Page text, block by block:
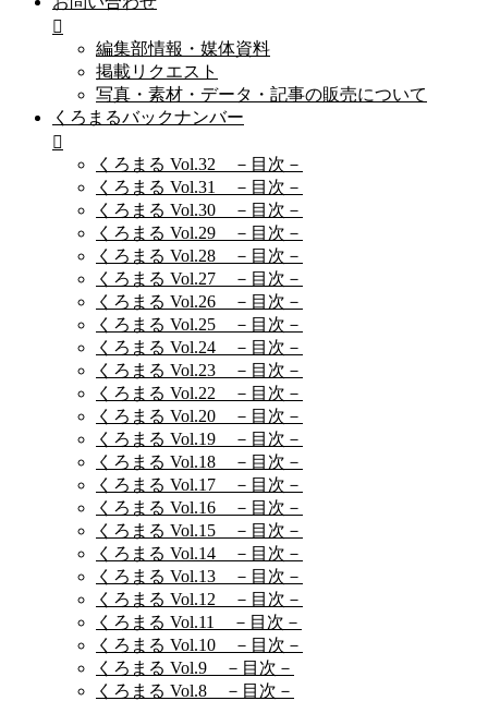
編集部情報・媒体資料
掲載リクエスト
写真・素材・データ・記事の販売について
くろまるバックナンバー
くろまる Vol.32 －目次－
くろまる Vol.31 －目次－
くろまる Vol.30 －目次－
くろまる Vol.29 －目次－
くろまる Vol.28 －目次－
くろまる Vol.27 －目次－
くろまる Vol.26 －目次－
くろまる Vol.25 －目次－
くろまる Vol.24 －目次－
くろまる Vol.23 －目次－
くろまる Vol.22 －目次－
くろまる Vol.20 －目次－
くろまる Vol.19 －目次－
くろまる Vol.18 －目次－
くろまる Vol.17 －目次－
くろまる Vol.16 －目次－
くろまる Vol.15 －目次－
くろまる Vol.14 －目次－
くろまる Vol.13 －目次－
くろまる Vol.12 －目次－
くろまる Vol.11 －目次－
くろまる Vol.10 －目次－
くろまる Vol.9 －目次－
くろまる Vol.8 －目次－